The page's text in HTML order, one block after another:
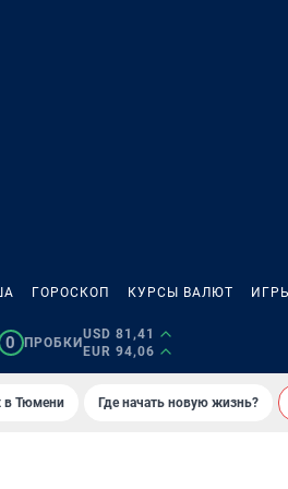
ГОРОСКОП КУРСЫ ВАЛЮТ ИГРЫ
0 ПРОБКИ
USD 81,41
EUR 94,06
в Тюмени Где начать новую жизнь?